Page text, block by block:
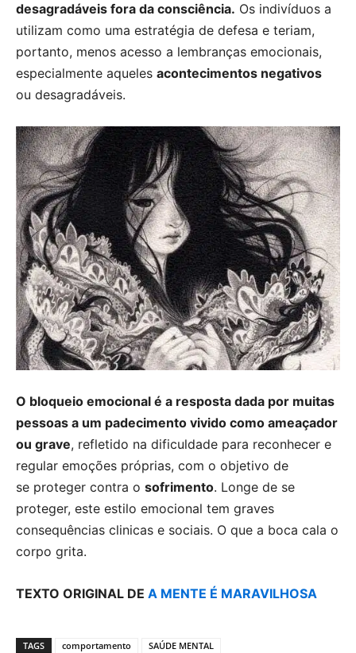
desagradáveis fora da consciência. Os indivíduos a
utilizam como uma estratégia de defesa e teriam,
portanto, menos acesso a lembranças emocionais,
especialmente aqueles acontecimentos negativos
ou desagradáveis.
O bloqueio emocional é a resposta dada por muitas
pessoas a um padecimento vivido como ameaçador
ou grave, refletido na dificuldade para reconhecer e
regular emoções próprias, com o objetivo de
se proteger contra o sofrimento. Longe de se
proteger, este estilo emocional tem graves
consequências clinicas e sociais. O que a boca cala o
corpo grita.
TEXTO ORIGINAL DE A MENTE É MARAVILHOSA
TAGS comportamento SAÚDE MENTAL